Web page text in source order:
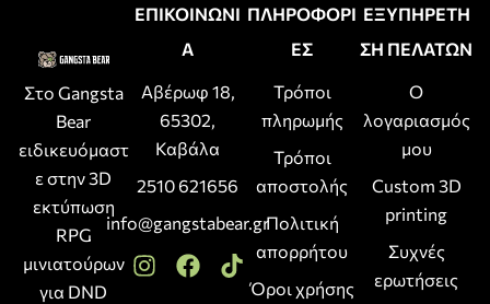
Στο Gangsta
Bear
ειδικευόμαστ
ε στην 3D
εκτύπωση
RPG
μινιατούρων
για DND
ΕΠΙΚΟΙΝΩΝΙ
Α
Αβέρωφ 18,
65302,
Καβάλα
2510 621656
info@gangstabear.gr
ΠΛΗΡΟΦΟΡΙ
ΕΣ
Τρόποι
πληρωμής
Τρόποι
αποστολής
Πολιτική
απορρήτου
Όροι χρήσης
ΕΞΥΠΗΡΕΤΗ
ΣΗ ΠΕΛΑΤΩΝ
Ο
λογαριασμός
μου
Custom 3D
printing
Συχνές
ερωτήσεις